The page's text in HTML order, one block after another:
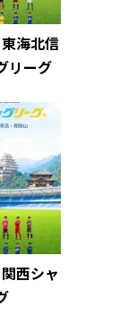
東海北信
リーグ
西シャ